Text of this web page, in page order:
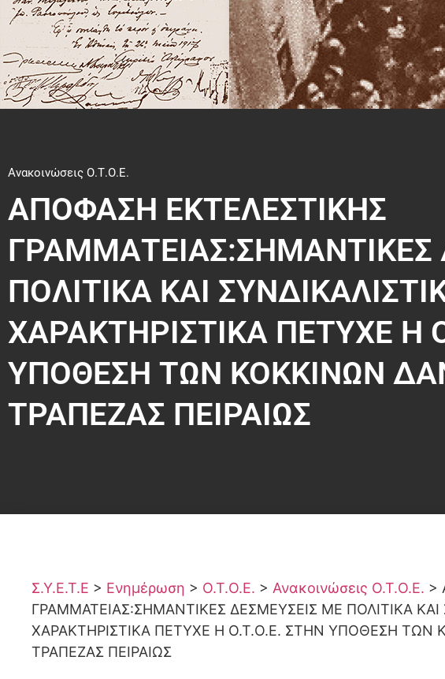
Ανακοινώσεις Ο.Τ.Ο.Ε.
ΑΠΟΦΑΣΗ ΕΚΤΕΛΕΣΤΙΚΗΣ
ΓΡΑΜΜΑΤΕΙΑΣ:ΣΗΜΑΝΤΙΚΕΣ
ΠΟΛΙΤΙΚΑ ΚΑΙ
ΧΑΡΑΚΤΗΡΙΣΤΙΚΑ ΠΕΤΥΧΕ Η
ΥΠΟΘΕΣΗ ΤΩΝ ΚΟΚΚΙΝΩΝ
ΤΡΑΠΕΖΑΣ ΠΕΙΡΑΙΩΣ
Σ.Υ.Ε.Τ.Ε > Ενημέρωση > Ο.Τ.Ο.Ε. > Ανακοινώσεις Ο.Τ.Ο.Ε. >
ΓΡΑΜΜΑΤΕΙΑΣ:ΣΗΜΑΝΤΙΚΕΣ ΔΕΣΜΕΥΣΕΙΣ ΜΕ ΠΟΛΙΤΙΚΑ ΚΑΙ
ΧΑΡΑΚΤΗΡΙΣΤΙΚΑ ΠΕΤΥΧΕ Η Ο.Τ.Ο.Ε. ΣΤΗΝ ΥΠΟΘΕΣΗ ΤΩΝ
ΤΡΑΠΕΖΑΣ ΠΕΙΡΑΙΩΣ